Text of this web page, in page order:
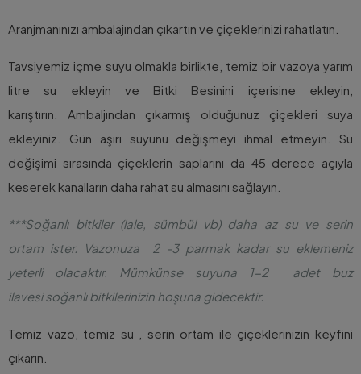
Aranjmanınızı ambalajından çıkartın ve çiçeklerinizi rahatlatın.
Tavsiyemiz içme suyu olmakla birlikte, temiz bir vazoya yarım
litre su ekleyin ve Bitki Besinini içerisine ekleyin,
karıştırın. Ambaljından çıkarmış olduğunuz çiçekleri suya
ekleyiniz. Gün aşırı suyunu değişmeyi ihmal etmeyin. Su
değişimi sırasında çiçeklerin saplarını da 45 derece açıyla
keserek kanalların daha rahat su almasını sağlayın.
***Soğanlı bitkiler (lale, sümbül vb) daha az su ve serin
ortam ister. Vazonuza 2 -3 parmak kadar su eklemeniz
yeterli olacaktır. Mümkünse suyuna 1-2 adet buz
ilavesi soğanlı bitkilerinizin hoşuna gidecektir.
Temiz vazo, temiz su , serin ortam ile çiçeklerinizin keyfini
çıkarın.